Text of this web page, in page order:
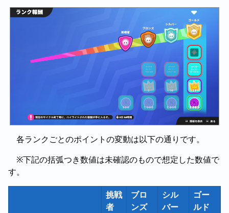
各ランクごとのポイントの変動は以下の通りです。
※下記の括弧つき数値は未確認のもので想定した数値で
す。
挑戦
者
ブロ
ンズ
シル
バー
ゴー
ルド